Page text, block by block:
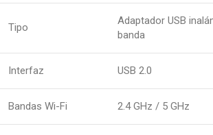
Tipo
Adaptador USB
banda
Interfaz USB 2.0
Bandas Wi-Fi 2.4 GHz / 5 GHz